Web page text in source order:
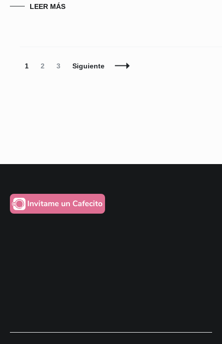
LEER MÁS
Navegación
Página
1 Página
2 Página
3 Siguiente